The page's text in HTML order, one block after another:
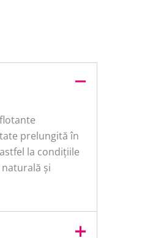
prelungită în
la condițiile
și